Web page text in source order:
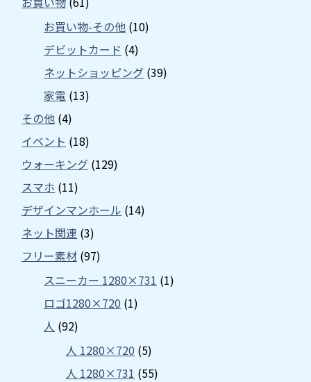
お買い物-その他 (10)
デビットカード (4)
ネットショッピング (39)
家電 (13)
その他 (4)
イベント (18)
ウォーキング (129)
スマホ (11)
デザインマンホール (14)
ネット関連 (3)
フリー素材 (97)
スニーカー 1280×731 (1)
ロゴ1280×720 (1)
人 (92)
人 1280×720 (5)
人 1280×731 (55)